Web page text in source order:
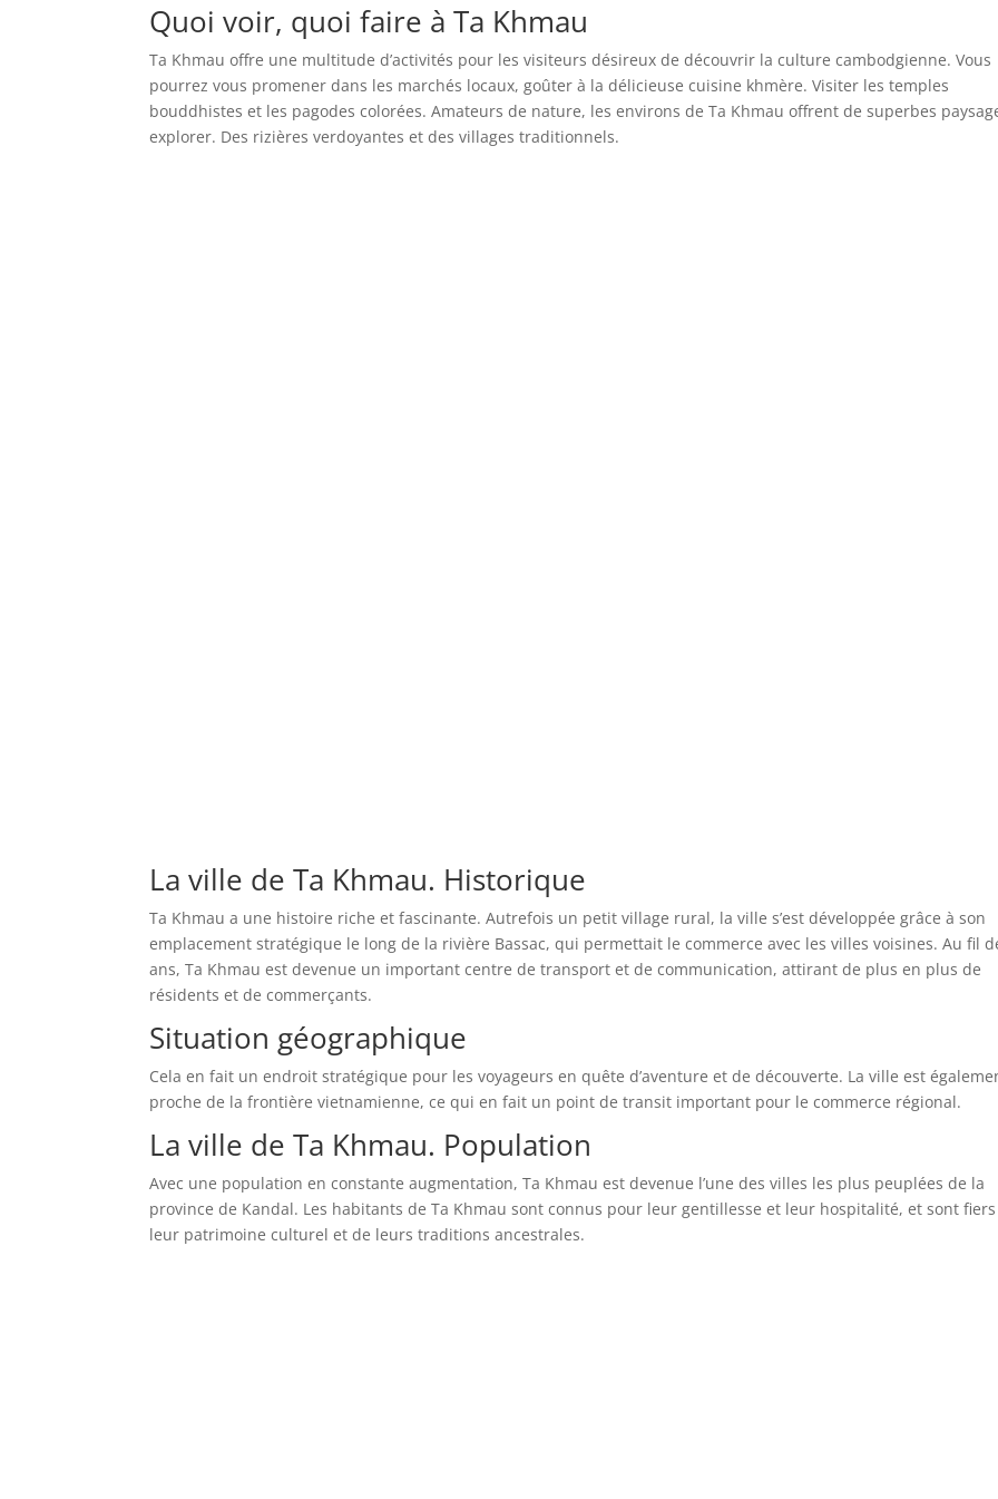
Quoi voir, quoi faire à Ta Khmau
Ta Khmau offre une multitude d’activités pour les visiteurs désireux de découvrir la culture cambodgienne. Vous
pourrez vous promener dans les marchés locaux, goûter à la délicieuse cuisine khmère. Visiter les temples
bouddhistes et les pagodes colorées. Amateurs de nature, les environs de Ta Khmau offrent de superbes
explorer. Des rizières verdoyantes et des villages traditionnels.
La ville de Ta Khmau. Historique
Ta Khmau a une histoire riche et fascinante. Autrefois un petit village rural, la ville s’est développée grâce à son
emplacement stratégique le long de la rivière Bassac, qui permettait le commerce avec les villes voisines. Au fil
ans, Ta Khmau est devenue un important centre de transport et de communication, attirant de plus en plus de
résidents et de commerçants.
Situation géographique
Cela en fait un endroit stratégique pour les voyageurs en quête d’aventure et de découverte. La ville est
proche de la frontière vietnamienne, ce qui en fait un point de transit important pour le commerce régional.
La ville de Ta Khmau. Population
Avec une population en constante augmentation, Ta Khmau est devenue l’une des villes les plus peuplées de la
province de Kandal. Les habitants de Ta Khmau sont connus pour leur gentillesse et leur hospitalité, et sont
leur patrimoine culturel et de leurs traditions ancestrales.